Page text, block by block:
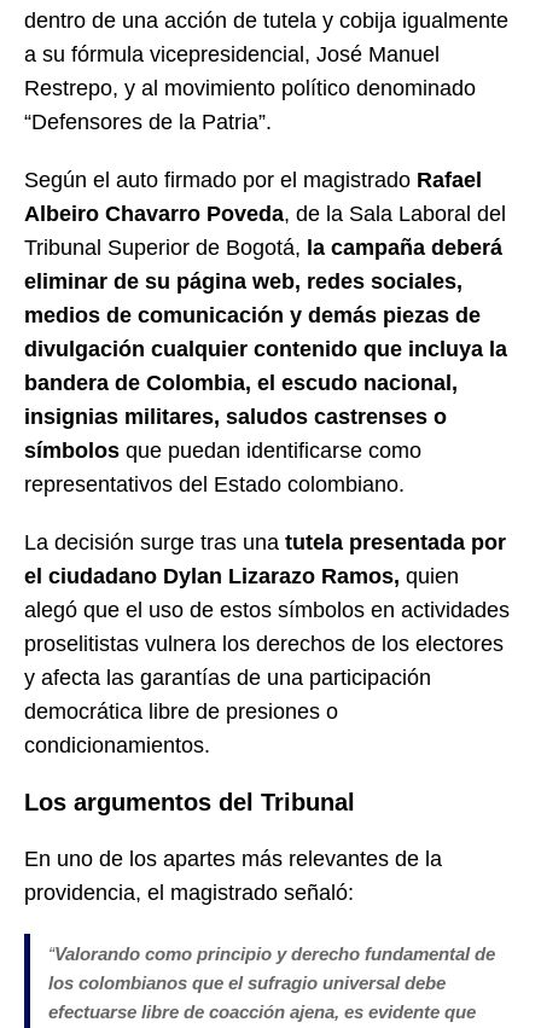
dentro de una acción de tutela y cobija igualmente
a su fórmula vicepresidencial, José Manuel
Restrepo, y al movimiento político denominado
“Defensores de la Patria”.
Según el auto firmado por el magistrado Rafael
Albeiro Chavarro Poveda, de la Sala Laboral del
Tribunal Superior de Bogotá, la campaña deberá
eliminar de su página web, redes sociales,
medios de comunicación y demás piezas de
divulgación cualquier contenido que incluya la
bandera de Colombia, el escudo nacional,
insignias militares, saludos castrenses o
símbolos que puedan identificarse como
representativos del Estado colombiano.
La decisión surge tras una tutela presentada por
el ciudadano Dylan Lizarazo Ramos, quien
alegó que el uso de estos símbolos en actividades
proselitistas vulnera los derechos de los electores
y afecta las garantías de una participación
democrática libre de presiones o
condicionamientos.
Los argumentos del Tribunal
En uno de los apartes más relevantes de la
providencia, el magistrado señaló:
“Valorando como principio y derecho fundamental de
los colombianos que el sufragio universal debe
efectuarse libre de coacción ajena, es evidente que